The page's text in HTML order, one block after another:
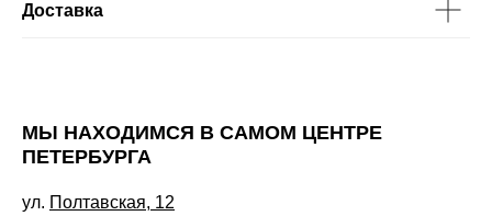
Доставка
МЫ НАХОДИМСЯ В САМОМ ЦЕНТРЕ
ПЕТЕРБУРГА
ул. Полтавская, 12